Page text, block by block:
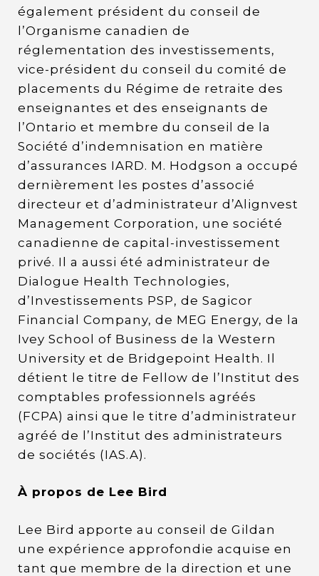
également président du conseil de
l’Organisme canadien de
réglementation des investissements,
vice-président du conseil du comité de
placements du Régime de retraite des
enseignantes et des enseignants de
l’Ontario et membre du conseil de la
Société d’indemnisation en matière
d’assurances IARD. M. Hodgson a occupé
dernièrement les postes d’associé
directeur et d’administrateur d’Alignvest
Management Corporation, une société
canadienne de capital-investissement
privé. Il a aussi été administrateur de
Dialogue Health Technologies,
d’Investissements PSP, de Sagicor
Financial Company, de MEG Energy, de la
Ivey School of Business de la Western
University et de Bridgepoint Health. Il
détient le titre de Fellow de l’Institut des
comptables professionnels agréés
(FCPA) ainsi que le titre d’administrateur
agréé de l’Institut des administrateurs
de sociétés (IAS.A).
À propos de Lee Bird
Lee Bird apporte au conseil de Gildan
une expérience approfondie acquise en
tant que membre de la direction et une